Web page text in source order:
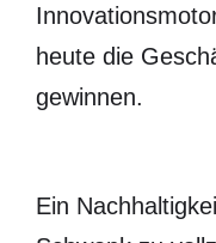
heute die
gewinnen.
Ein